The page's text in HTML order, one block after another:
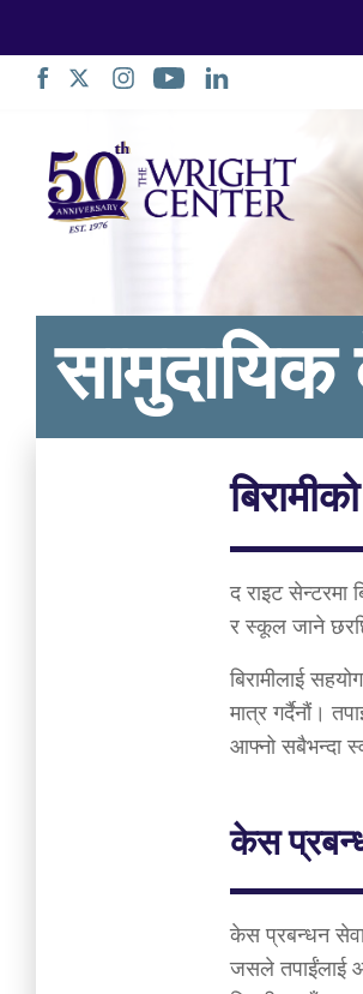
स्किप
गर्नुहोस्
द राइट सेन्टरमा
र स्कूल जाने
बिरामीलाई
मात्र गर्दैनौं।
आफ्नो सबैभन्दा
केस
केस प्रबन्धन
जसले तपाईंलाई